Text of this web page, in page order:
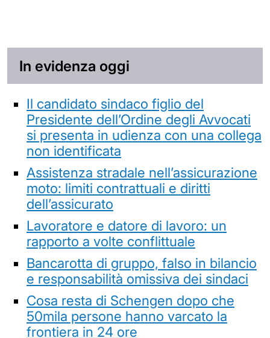
In evidenza oggi
Il candidato sindaco figlio del
Presidente dell’Ordine degli Avvocati
si presenta in udienza con una collega
non identificata
Assistenza stradale nell’assicurazione
moto: limiti contrattuali e diritti
dell’assicurato
Lavoratore e datore di lavoro: un
rapporto a volte conflittuale
Bancarotta di gruppo, falso in bilancio
e responsabilità omissiva dei sindaci
Cosa resta di Schengen dopo che
50mila persone hanno varcato la
frontiera in 24 ore